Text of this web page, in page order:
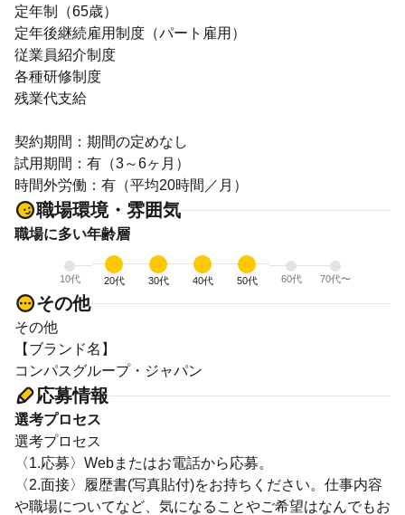
定年制（65歳）
定年後継続雇用制度（パート雇用）
従業員紹介制度
各種研修制度
残業代支給
契約期間：期間の定めなし
試用期間：有（3～6ヶ月）
時間外労働：有（平均20時間／月）
職場環境・雰囲気
職場に多い年齢層
10代 20代 30代 40代 50代 60代 70代〜
その他
その他
【ブランド名】
コンパスグループ・ジャパン
応募情報
選考プロセス
選考プロセス
〈1.応募〉Webまたはお電話から応募。
〈2.面接〉履歴書(写真貼付)をお持ちください。仕事内容
や職場についてなど、気になることやご希望はなんでもお